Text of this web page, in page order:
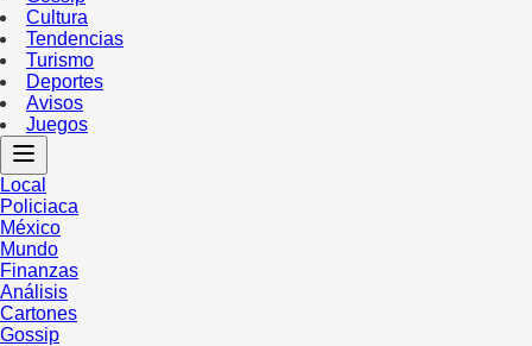
Cultura
Tendencias
Turismo
Deportes
Avisos
Juegos
Local
Policiaca
México
Mundo
Finanzas
Análisis
Cartones
Gossip